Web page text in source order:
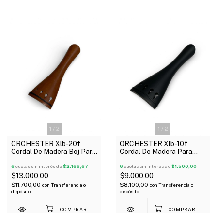
1 / 2
ORCHESTER Xlb-20f
Cordal De Madera Boj Para
6 cuotas sin interés de$2.166,67
$13.000,00
$11.700,00 con Transferencia o
depósito
1 / 2
ORCHESTER Xlb-10f
Cordal De Madera Para
6 cuotas sin interés de$1.500,00
$9.000,00
$8.100,00 con Transferencia o
depósito